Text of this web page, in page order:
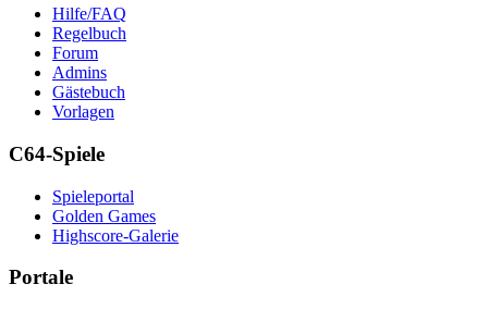
Hilfe/FAQ
Regelbuch
Forum
Admins
Gästebuch
Vorlagen
C64-Spiele
Spieleportal
Golden Games
Highscore-Galerie
Portale